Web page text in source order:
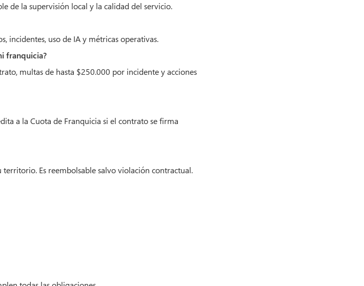
de la supervisión local y la calidad del servicio.
incidentes, uso de IA y métricas operativas.
franquicia?
multas de hasta $250.000 por incidente y acciones
a la Cuota de Franquicia si el contrato se firma
Es reembolsable salvo violación contractual.